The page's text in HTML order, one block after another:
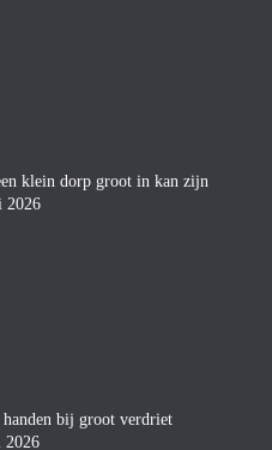
klein dorp groot in kan zijn
2026
bij groot verdriet
2026